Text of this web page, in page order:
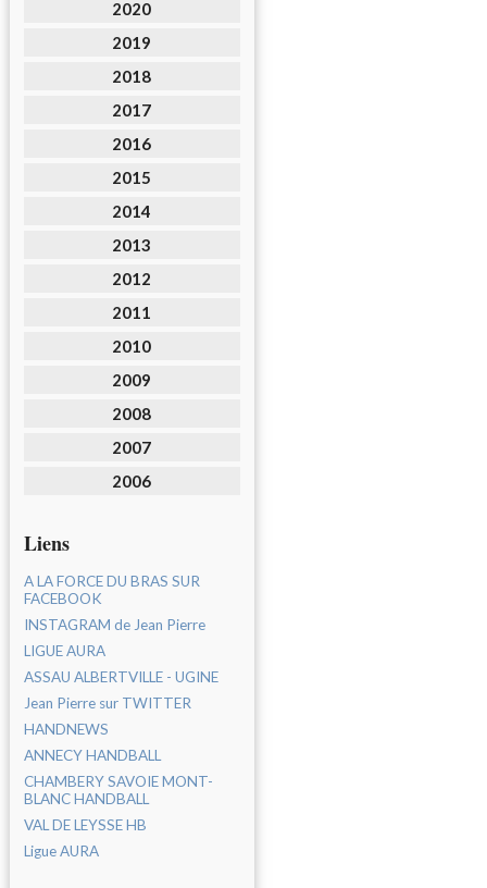
2020
2019
2018
2017
2016
2015
2014
2013
2012
2011
2010
2009
2008
2007
2006
Liens
A LA FORCE DU BRAS SUR
FACEBOOK
INSTAGRAM de Jean Pierre
LIGUE AURA
ASSAU ALBERTVILLE - UGINE
Jean Pierre sur TWITTER
HANDNEWS
ANNECY HANDBALL
CHAMBERY SAVOIE MONT-
BLANC HANDBALL
VAL DE LEYSSE HB
Ligue AURA